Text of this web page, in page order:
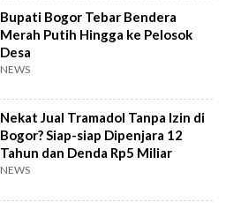
Bupati Bogor Tebar Bendera
Merah Putih Hingga ke Pelosok
Desa
NEWS
Nekat Jual Tramadol Tanpa Izin di
Bogor? Siap-siap Dipenjara 12
Tahun dan Denda Rp5 Miliar
NEWS